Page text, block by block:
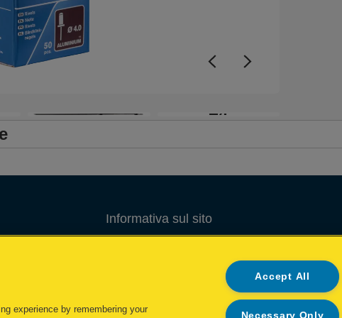
+4
Informativa sul sito
Gestione dei miei dati
experience by remembering your
Accept All
Necessary Only